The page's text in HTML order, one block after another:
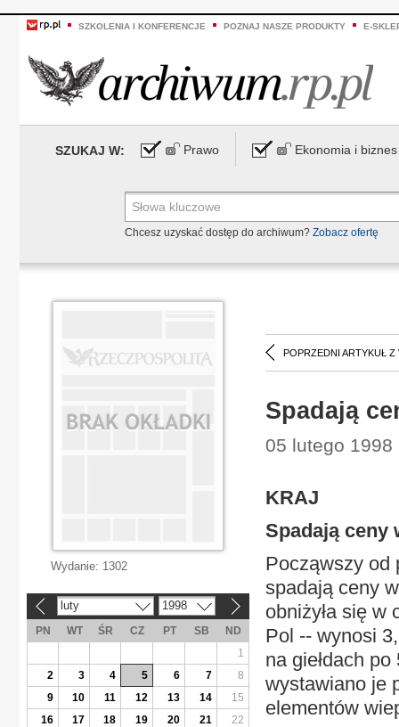
SZKOLENIA I KONFERENCJE POZNAJ NASZE PRODUKTY E-
SZUKAJ W: Prawo Ekonomia i biznes
Chcesz uzyskać dostęp do archiwum? Zobacz ofertę
POPRZEDNI ARTYKUŁ Z
Spadają
05 lutego 1998
KRAJ
Spadają ceny
Począwszy od
spadają ceny
obniżyła się w
Pol -- wynosi
na giełdach
wystawiano je
elementów
Wydanie: 1302
luty 1998
PN WT ŚR CZ PT SB
ND
1
2
3 4 5 6 7
8
9
10 11 12 13 14
15
16
17 18 19 20 21
22